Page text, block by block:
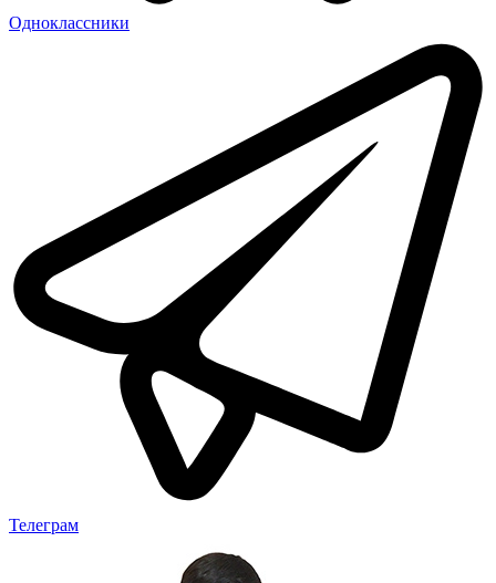
Одноклассники
Телеграм